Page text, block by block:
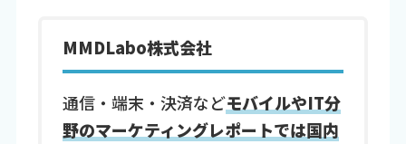
MMDLabo株式会社
通信・端末・決済などモバイルやIT分
野のマーケティングレポートでは国内